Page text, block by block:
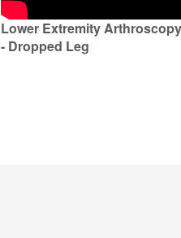
Lower Extremity
- Dropped Leg